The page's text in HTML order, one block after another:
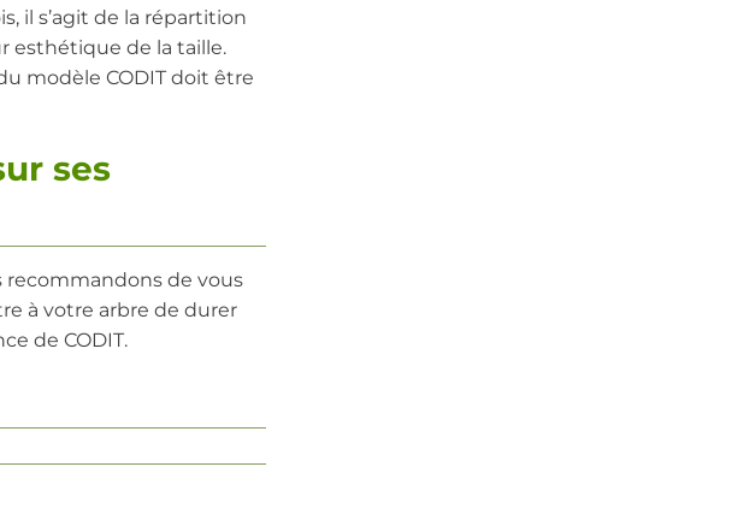
il s’agit de la répartition
esthétique de la taille.
modèle CODIT doit être
ses
recommandons de vous
à votre arbre de durer
de CODIT.